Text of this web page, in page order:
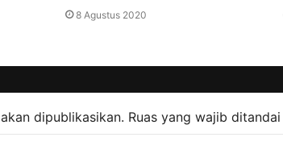
8 Agustus 2020
dipublikasikan. Ruas yang wajib ditandai